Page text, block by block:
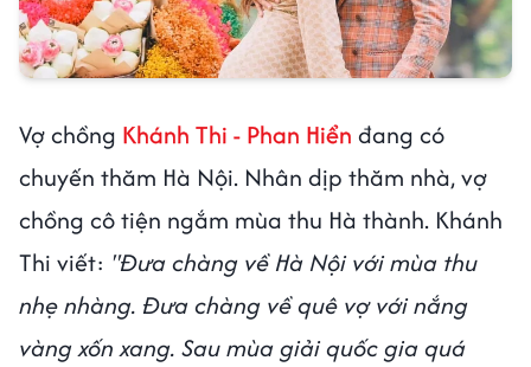
Vợ chồng Khánh Thi - Phan Hiển đang có
chuyến thăm Hà Nội. Nhân dịp thăm nhà, vợ
chồng cô tiện ngắm mùa thu Hà thành. Khánh
Thi viết: "Đưa chàng về Hà Nội với mùa thu
nhẹ nhàng. Đưa chàng về quê vợ với nắng
vàng xốn xang. Sau mùa giải quốc gia quá